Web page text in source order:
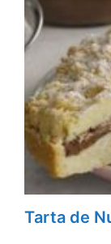
Tarta de